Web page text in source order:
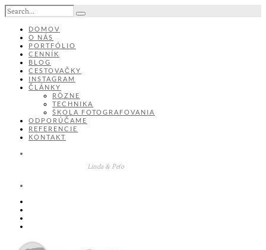
DOMOV
O NÁS
PORTFÓLIO
CENNÍK
BLOG
CESTOVAČKY
INSTAGRAM
ČLÁNKY
RÔZNE
TECHNIKA
ŠKOLA FOTOGRAFOVANIA
ODPORÚČAME
REFERENCIE
KONTAKT
Linda & Peťo